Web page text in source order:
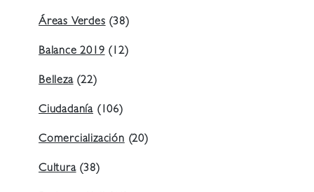
Áreas Verdes(38)
Balance 2019(12)
Belleza(22)
Ciudadanía (106)
Comercialización(20)
Cultura(38)